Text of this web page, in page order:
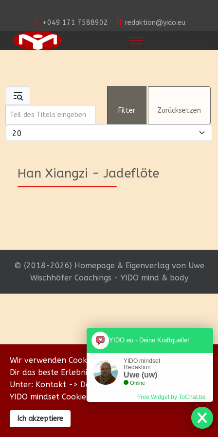
+049 171 7588902 redaktion@yido.eu
Teil des Titels eingeben
Filter Zurücksetzen
Anzeige #
Han Xiangzi - Jadeflöte
© {2018-2026} Homepage & Eigenverlag von Uwe
Wischhöfer Coachings - YIDO mind & body
Wir verwenden Cookies, um sicherzustellen, dass wir
Dir das beste Erlebnis auf unserer Website bieten.
Unter: Kontakt -> Datenschutz erklären wir Dir, wie
YIDO mindset Cookies verwendet.
Ich akzeptiere
YIDO.eu - Deine Kraftquelle!
YIDO mindset
Redaktion
Uwe (uw)
Online
Free Widget by ToChat.be